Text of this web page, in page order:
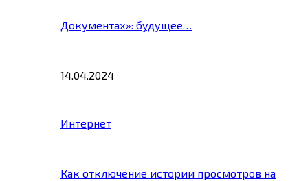
Документах»: будущее…
14.04.2024
Интернет
Как отключение истории просмотров на